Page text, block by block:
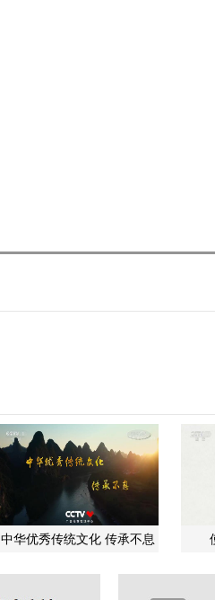
中华优秀传统文化 传承不息